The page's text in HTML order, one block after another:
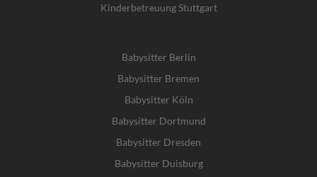
Kinderbetreuung Stuttgart
Babysitter Berlin
Babysitter Bremen
Babysitter Köln
Babysitter Dortmund
Babysitter Dresden
Babysitter Duisburg